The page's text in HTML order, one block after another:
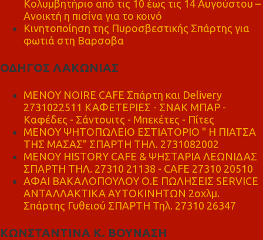
Κολυμβητήριο από τις 10 έως τις 14 Αυγούστου –
Ανοικτή η πισίνα για το κοινό
Κινητοποίηση της Πυροσβεστικής Σπάρτης για
φωτιά στη Βαρσοβα
ΟΔΗΓΟΣ ΛΑΚΩΝΙΑΣ
MENOY NOIRE CAFE Σπάρτη και Delivery
2731022511 ΚΑΦΕΤΕΡΙΕΣ - ΣΝΑΚ ΜΠΑΡ -
Καφέδες - Σάντουιτς - Μπεκέτες - Πίτες
ΜΕΝΟΥ ΨΗΤΟΠΩΛΕΙΟ ΕΣΤΙΑΤΟΡΙΟ " Η ΠΙΑΤΣΑ
ΤΗΣ ΜΑΣΑΣ" ΣΠΑΡΤΗ ΤΗΛ. 2731082002
ΜΕΝΟΥ HISTORY CAFE & ΨΗΣΤΑΡΙΑ ΛΕΩΝΙΔΑΣ
ΣΠΑΡΤΗ ΤΗΛ. 27310 21138 - CAFE 27310 20510
ΑΦΑΙ ΒΑΚΑΛΟΠΟΥΛΟΥ Ο.Ε ΠΩΛΗΣΕΙΣ SERVICE
ΑΝΤΑΛΛΑΚΤΙΚΑ ΑΥΤΟΚΙΝΗΤΩΝ 2οχλμ.
Σπάρτης Γυθειού ΣΠΑΡΤΗ Τηλ. 27310 26347
ΚΩΝΣΤΑΝΤΙΝΑ Κ. ΒΟΥΝΑΣΗ